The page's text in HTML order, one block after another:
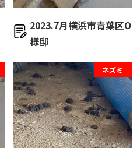
2023.7月横浜市青葉区O
様邸
ネズミ